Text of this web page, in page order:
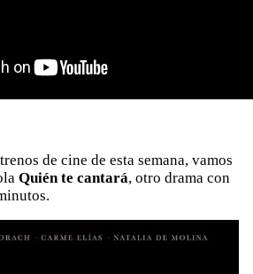
de cine de esta semana, vamos
Quién te cantará, otro drama con